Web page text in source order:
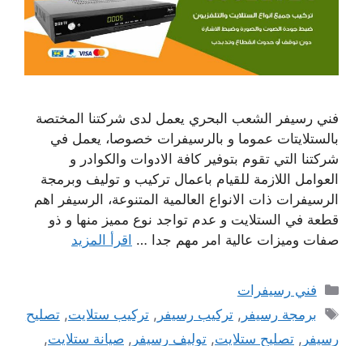
فني رسيفر الشعب البحري يعمل لدى شركتنا المختصة
بالستلايتات عموما و بالرسيفرات خصوصا، يعمل في
شركتنا التي تقوم بتوفير كافة الادوات والكوادر و
العوامل اللازمة للقيام باعمال تركيب و توليف وبرمجة
الرسيفرات ذات الانواع العالمية المتنوعة، الرسيفر اهم
قطعة في الستلايت و عدم تواجد نوع مميز منها و ذو
صفات وميزات عالية امر مهم جدا … اقرأ المزيد
التصنيفات
فني رسيفرات
الوسوم
برمجة رسيفر ,تركيب رسيفر ,تركيب ستلايت,تصليح
رسيفر , تصليح ستلايت, توليف رسيفر , صيانة ستلايت,